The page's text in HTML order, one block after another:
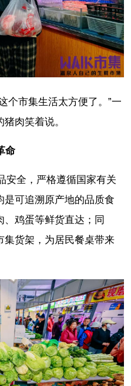
个市集生活太方便了。”一
肉笑着说。
命
安全，严格遵循国家有关
可追溯原产地的品质食
鸡蛋等鲜货直达；同
集货架，为居民餐桌带来